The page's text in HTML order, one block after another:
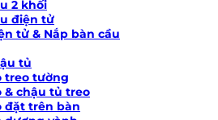
2 khối
điện tử
tử & Nắp bàn cầu
tủ
treo tường
& chậu tủ treo
đặt trên bàn